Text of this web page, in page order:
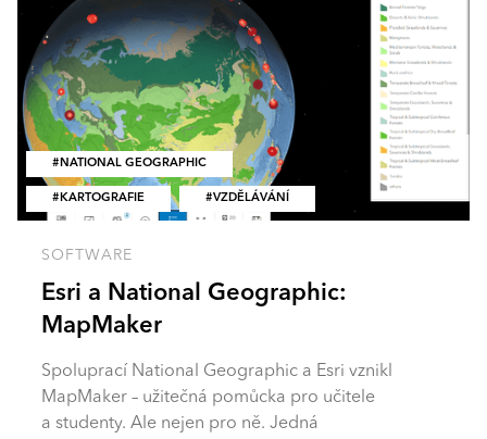
KARTOGRAFIE VZDĚLÁVÁNÍ
NATIONAL GEOGRAPHIC
SOFTWARE
Esri a National Geographic:
MapMaker
Spoluprací National Geographic a Esri vznikl
MapMaker – užitečná pomůcka pro učitele
a studenty. Ale nejen pro ně. Jedná